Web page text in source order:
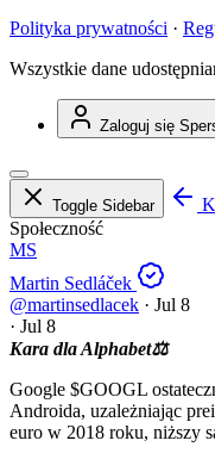
Polityka prywatności ·
Wszystkie dane
Zaloguj się
Toggle Sidebar
Społeczność
MS
Martin Sedláček
@martinsedlacek · Jul 8
· Jul 8
Kara dla Alphabet⚖️
Google $GOOGL
Androida, uzależniając
euro w 2018 roku, niższy